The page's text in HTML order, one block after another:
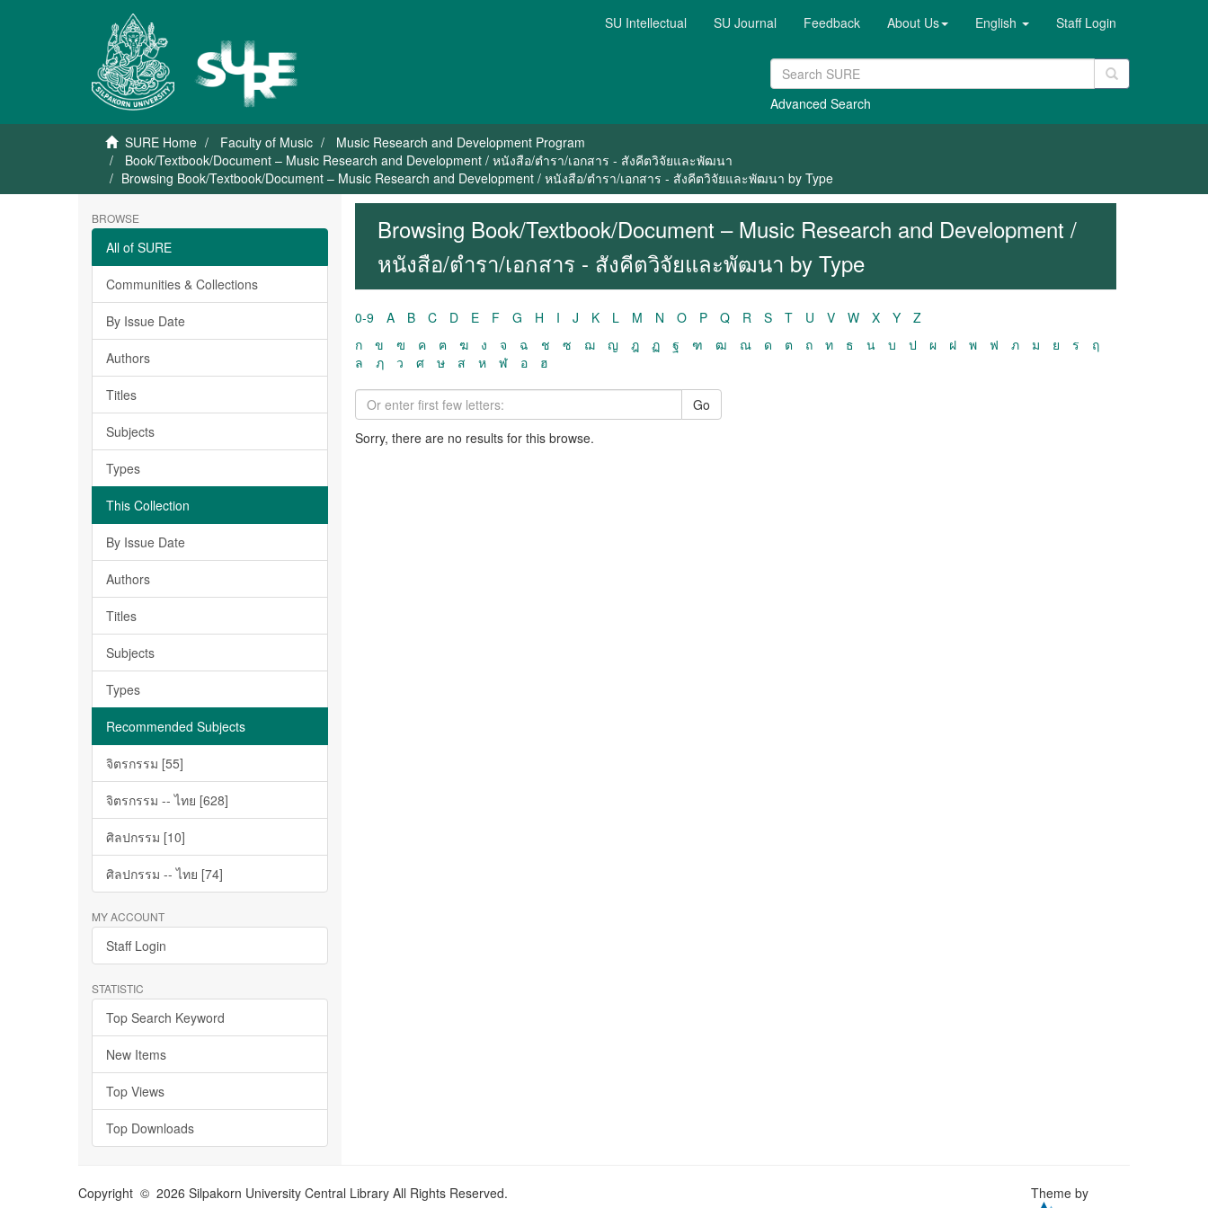
SU Intellectual SU Journal Feedback About Us English Staff Login
Advanced Search
SURE Home Faculty of Music
Music Research and Development Program
Book/Textbook/Document – Music Research and Development / หนังสือ/ตำรา/เอกสาร - สังคีตวิจัยและพัฒนา
Browsing Book/Textbook/Document – Music Research and Development / หนังสือ/ตำรา/เอกสาร - สังคีตวิจัยและพัฒนา by Type
BROWSE
All of SURE
Communities & Collections
By Issue Date
Authors
Titles
Subjects
Types
This Collection
By Issue Date
Authors
Titles
Subjects
Types
Recommended Subjects
จิตรกรรม [55]
จิตรกรรม -- ไทย [628]
ศิลปกรรม [10]
ศิลปกรรม -- ไทย [74]
MY ACCOUNT
Staff Login
STATISTIC
Top Search Keyword
New Items
Top Views
Top Downloads
Browsing Book/Textbook/Document – Music Research and Development /
หนังสือ/ตำรา/เอกสาร - สังคีตวิจัยและพัฒนา by Type
0-9 A B C D E F G H I J K L M N O P Q R S T U V W X Y
Z
ก
ข ฃ ค ฅ ฆ ง จ ฉ ช ซ ฌ ญ ฎ ฏ ฐ ฑ ฒ ณ ด ต ถ ท ธ น บ ป ผ ฝ พ ฟ ภ ม ย ร
ฤ
ล
ฦ ว ศ ษ ส ห ฬ อ ฮ
Go
Sorry, there are no results for this browse.
Copyright © 2026 Silpakorn University Central Library All Rights Reserved. Theme by